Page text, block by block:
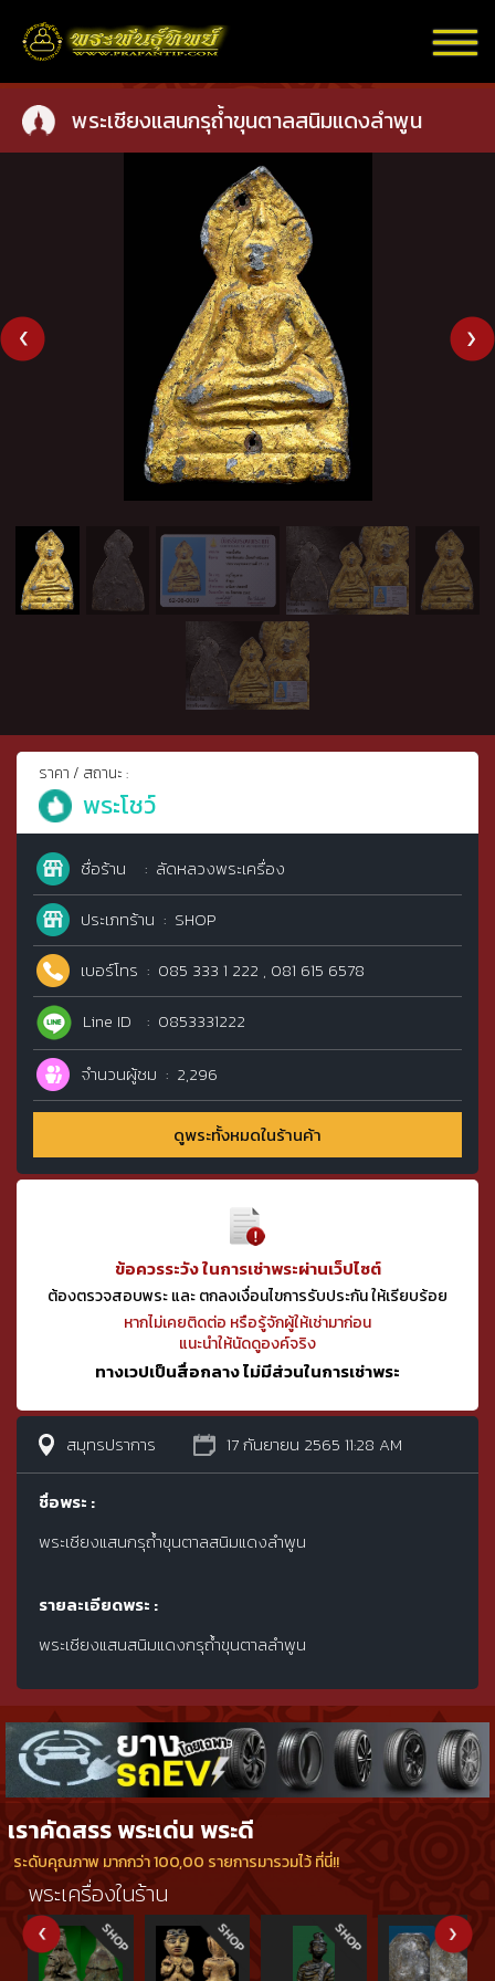
พระเชียงแสนกรุถ้ำขุนตาลสนิมแดงลำพูน
ราคา / สถานะ :
พระโชว์
ชื่อร้าน
ลัดหลวงพระเครื่อง
ประเภทร้าน
SHOP
เบอร์โทร
085 333 1 222 , 081 615 6578
Line ID
0853331222
จำนวนผู้ชม 2,296
ดูพระทั้งหมดในร้านค้า
ข้อควรระวัง ในการเช่าพระผ่านเว็ปไซต์
ต้องตรวจสอบพระ และ ตกลงเงื่อนไขการรับประกัน ให้เรียบร้อย
หากไม่เคยติดต่อ หรือรู้จักผู้ให้เช่ามาก่อน
แนะนำให้นัดดูองค์จริง
ทางเวปเป็นสื่อกลาง ไม่มีส่วนในการเช่าพระ
สมุทรปราการ 17 กันยายน 2565 11:28 AM
ชื่อพระ :
พระเชียงแสนกรุถ้ำขุนตาลสนิมแดงลำพูน
รายละเอียดพระ :
พระเชียงแสนสนิมแดงกรุถ้ำขุนตาลลำพูน
เราคัดสรร พระเด่น พระดี
ระดับคุณภาพ มากกว่า 100,00 รายการมารวมไว้ ที่นี่!!
พระเครื่องในร้าน